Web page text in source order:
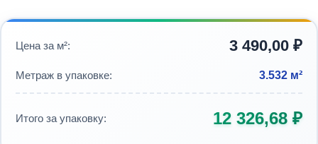
Цена за м²: 3 490,00 ₽
Метраж в упаковке: 3.532 м²
Итого за упаковку: 12 326,68 ₽